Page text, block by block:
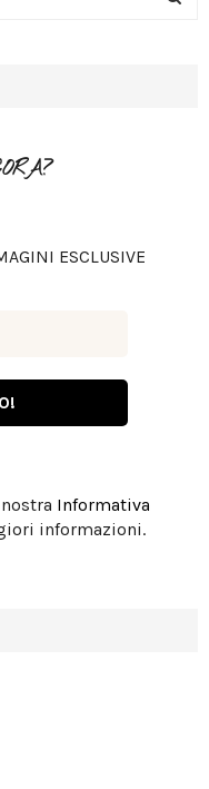
ESCLUSIVE
Informativa
informazioni.